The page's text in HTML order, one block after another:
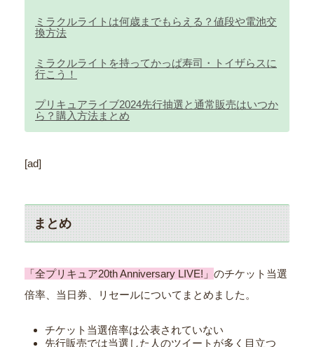
ミラクルライトは何歳までもらえる？値段や電池交
換方法
ミラクルライトを持ってかっぱ寿司・トイザらスに
行こう！
プリキュアライブ2024先行抽選と通常販売はいつか
ら？購入方法まとめ
[ad]
まとめ
「全プリキュア20th Anniversary LIVE!」 のチケット当選
倍率、当日券、リセールについてまとめました。
チケット当選倍率は公表されていない
先行販売では当選した人のツイートが多く目立つ